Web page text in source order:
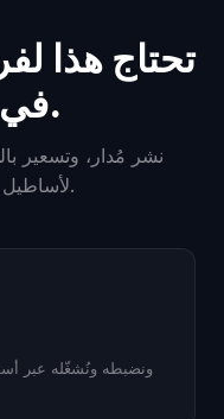
تحتاج هذا
في يوم واحد.
نشر مُدار، وتسعير
لأساطيل تضم 10 عُقد أو أكثر.